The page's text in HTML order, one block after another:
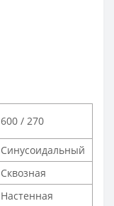
600 / 270
Синусоидальный
Сквозная
Настенная